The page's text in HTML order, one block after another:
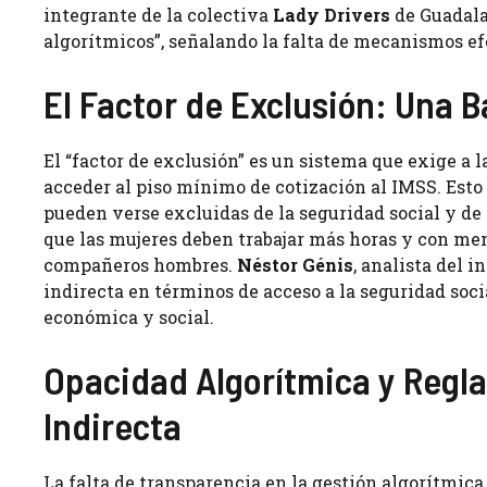
integrante de la colectiva Lady Drivers de
algorítmicos”, señalando la falta de mecanismos
El Factor de Exclusión: Una
El “factor de exclusión” es un sistema que exige
acceder al piso mínimo de cotización al IMSS.
pueden verse excluidas de la seguridad social y
que las mujeres deben trabajar más horas y con
compañeros hombres. Néstor Génis, analista del
indirecta en términos de acceso a la seguridad
económica y social.
Opacidad Algorítmica y
Indirecta
La falta de transparencia en la gestión